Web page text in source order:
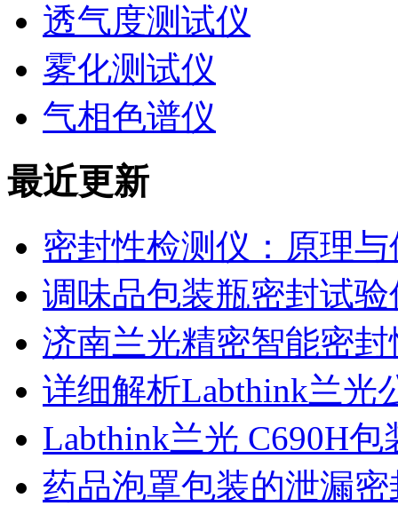
透气度测试仪
雾化测试仪
气相色谱仪
最近更新
密封性检测仪：原理
调味品包装瓶密封试
济南兰光精密智能密
详细解析Labthink兰光
Labthink兰光 C690H
药品泡罩包装的泄漏